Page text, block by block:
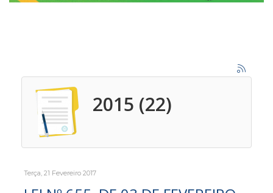
2015 (22)
Terça, 21 Fevereiro 2017